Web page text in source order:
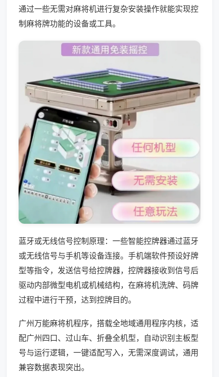
通过一些无需对麻将机进行复杂安装操作就能实现控
制麻将牌功能的设备或工具。
蓝牙或无线信号控制原理：一些智能控牌器通过蓝牙
或无线信号与手机等设备连接。手机端软件预设好牌
型等指令，发送信号给控牌器，控牌器接收到信号后
驱动内部微型电机或机械结构，在麻将机洗牌、码牌
过程中进行干预，达到控牌目的。
广州万能麻将机程序，搭载全地域通用程序内核，适
配广州四口、过山车、折叠全机型，自动识别主板型
号与运行逻辑，一键适配写入，无需深度调试，通用
兼容数据表现突出。